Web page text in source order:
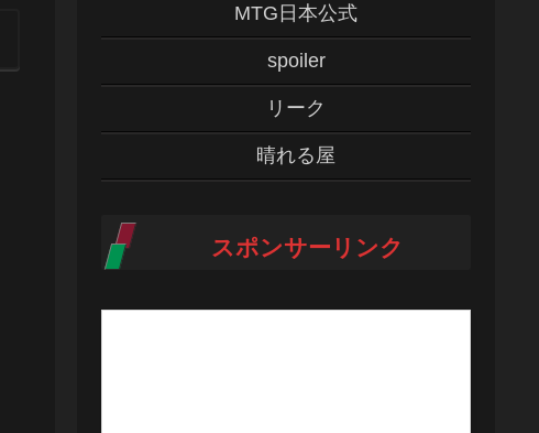
MTG日本公式
spoiler
リーク
晴れる屋
スポンサーリンク